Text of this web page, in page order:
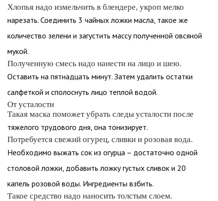
Хлопья надо измельчить в блендере, укроп мелко
нарезать. Соединить 3 чайных ложки масла, такое же
количество зелени и загустить массу полученной овсяной
мукой.
Полученную смесь надо нанести на лицо и шею.
Оставить на пятнадцать минут. Затем удалить остатки
салфеткой и сполоснуть лицо теплой водой.
От усталости
Такая маска поможет убрать следы усталости после
тяжелого трудового дня, она тонизирует.
Потребуется свежий огурец, сливки и розовая вода.
Необходимо выжать сок из огурца – достаточно одной
столовой ложки, добавить ложку густых сливок и 20
капель розовой воды. Ингредиенты взбить.
Такое средство надо наносить толстым слоем.